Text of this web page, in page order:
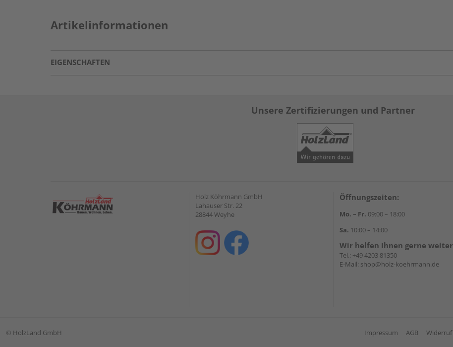
Artikelinformationen
EIGENSCHAFTEN
Unsere Zertifizierungen und Partner
Holz Köhrmann GmbH
Lahauser Str. 22
28844 Weyhe
Öffnungszeiten:
Mo. – Fr. 09:00 – 18:00
Sa. 10:00 – 14:00
Wir helfen Ihnen gerne weiter
Tel.: +49 4203 81350
E-Mail: shop@holz-koehrmann.de
© HolzLand GmbH Impressum AGB Widerruf